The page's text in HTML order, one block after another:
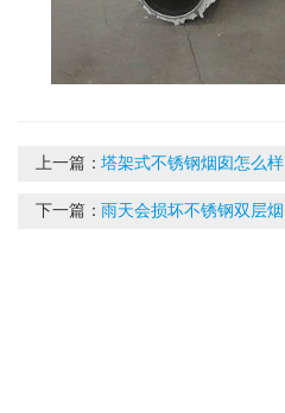
上一篇：塔架式不锈钢烟囱怎么
下一篇： 雨天会损坏不锈钢双层